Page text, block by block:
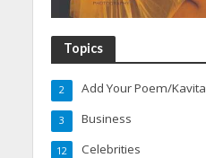
Topics
Add Your Poem/Kavita
2
Business
3
Celebrities
12